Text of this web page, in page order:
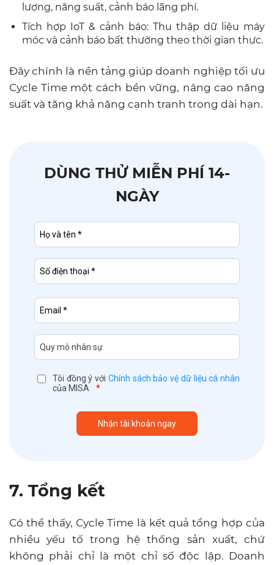
lượng, năng suất, cảnh báo lãng phí.
Tích hợp IoT & cảnh báo: Thu thập dữ liệu máy
móc và cảnh báo bất thường theo thời gian thực.
Đây chính là nền tảng giúp doanh nghiệp tối ưu
Cycle Time một cách bền vững, nâng cao năng
suất và tăng khả năng cạnh tranh trong dài hạn.
DÙNG THỬ MIỄN PHÍ 14-
NGÀY
Tôi đồng ý với Chính sách bảo vệ dữ liệu cá nhân
của MISA
*
7. Tổng kết
Có thể thấy, Cycle Time là kết quả tổng hợp của
nhiều yếu tố trong hệ thống sản xuất, chứ
không phải chỉ là một chỉ số độc lập. Doanh